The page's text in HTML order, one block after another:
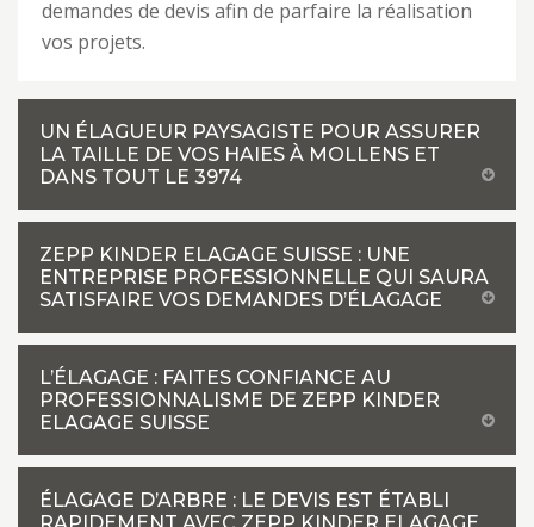
demandes de devis afin de parfaire la réalisation
vos projets.
UN ÉLAGUEUR PAYSAGISTE POUR ASSURER
LA TAILLE DE VOS HAIES À MOLLENS ET
DANS TOUT LE 3974
ZEPP KINDER ELAGAGE SUISSE : UNE
ENTREPRISE PROFESSIONNELLE QUI SAURA
SATISFAIRE VOS DEMANDES D’ÉLAGAGE
L’ÉLAGAGE : FAITES CONFIANCE AU
PROFESSIONNALISME DE ZEPP KINDER
ELAGAGE SUISSE
ÉLAGAGE D’ARBRE : LE DEVIS EST ÉTABLI